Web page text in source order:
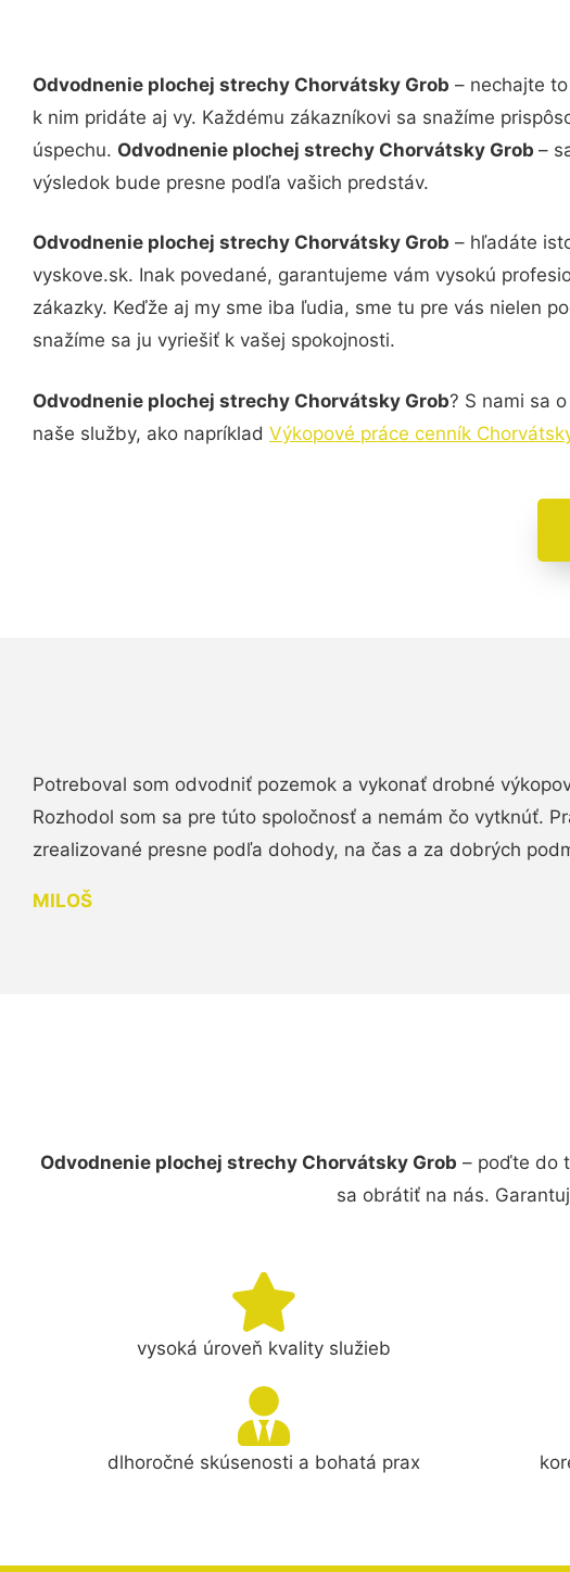
Odvodnenie plochej strechy Chorvátsky Grob – nechajte
k nim pridáte aj vy. Každému zákazníkovi sa snažíme
úspechu. Odvodnenie plochej strechy Chorvátsky Grob –
výsledok bude presne podľa vašich predstáv.
Odvodnenie plochej strechy Chorvátsky Grob – hľadáte
vyskove.sk. Inak povedané, garantujeme vám vysokú
zákazky. Keďže aj my sme iba ľudia, sme tu pre vás nielen
snažíme sa ju vyriešiť k vašej spokojnosti.
Odvodnenie plochej strechy Chorvátsky Grob? S nami sa
naše služby, ako napríklad Výkopové práce cenník
Potreboval som odvodniť pozemok a vykonať drobné
Rozhodol som sa pre túto spoločnosť a nemám čo vytknúť.
zrealizované presne podľa dohody, na čas a za dobrých
MILOŠ
Odvodnenie plochej strechy Chorvátsky Grob – poďte do
sa obrátiť na nás.
vysoká úroveň kvality služieb
dlhoročné skúsenosti a bohatá prax